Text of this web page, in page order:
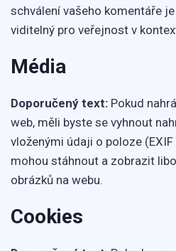
schválení vašeho komentáře
viditelný pro veřejnost v
Média
Doporučený text: Pokud
web, měli byste se vyhnout
vloženými údaji o poloze
mohou stáhnout a zobrazit
obrázků na webu.
Cookies